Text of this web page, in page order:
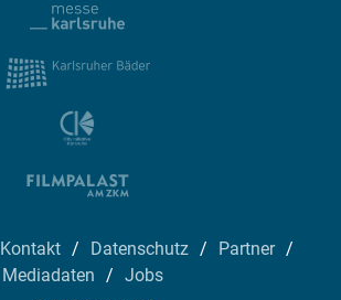
Kontakt Datenschutz
Partner
Mediadaten
Jobs